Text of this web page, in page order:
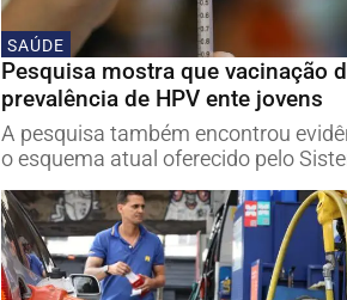
SAÚDE
Pesquisa mostra que vacinação
prevalência de HPV ente jovens
A pesquisa também encontrou
o esquema atual oferecido pelo